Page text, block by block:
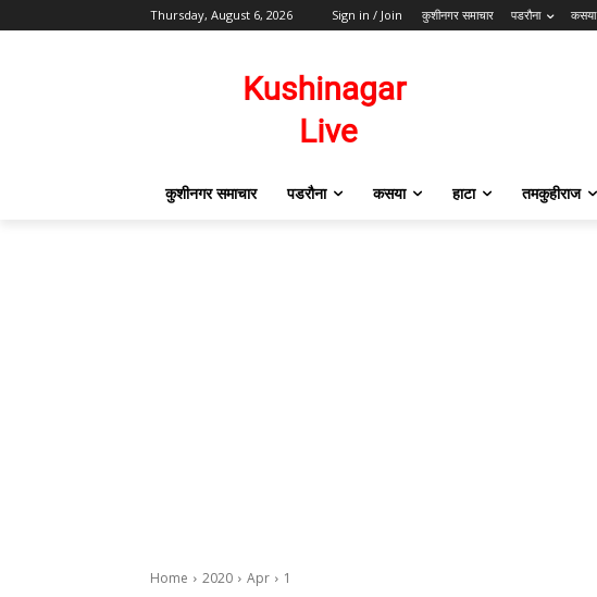
Thursday, August 6, 2026 Sign in / Join कुशीनगर समाचार पडरौना कसया
कुशीनगर समाचार पडरौना कसया हाटा तमकुहीराज
Home 2020 Apr 1